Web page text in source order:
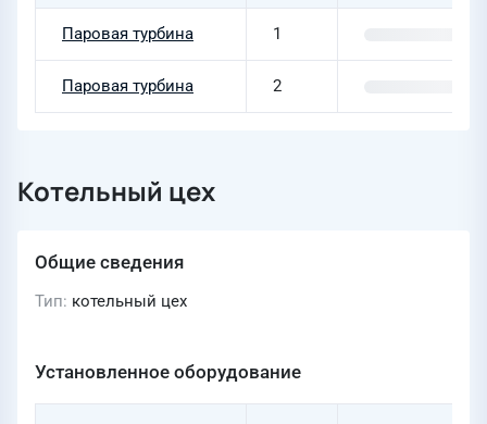
Паровая турбина 1
Паровая турбина 2
Котельный цех
Общие сведения
Тип котельный цех
Установленное оборудование